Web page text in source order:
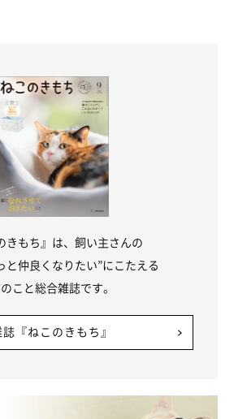
きもち』は、飼い主さんの
と仲良くなりたい”にこたえる
こと総合雑誌です。
『ねこのきもち』